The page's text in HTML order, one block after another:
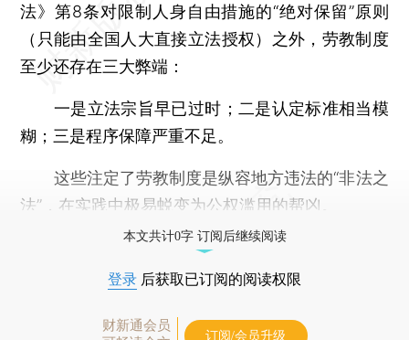
法》第8条对限制人身自由措施的“绝对保留”原则
（只能由全国人大直接立法授权）之外，劳教制度
至少还存在三大弊端：
一是立法宗旨早已过时；二是认定标准相当模
糊；三是程序保障严重不足。
这些注定了劳教制度是纵容地方违法的“非法之
法”，在实践中极易蜕变为公权滥用的帮凶。
本文共计0字 订阅后继续阅读
登录 后获取已订阅的阅读权限
财新通会员
订阅/会员升级